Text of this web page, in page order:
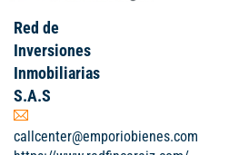
Red de
Inversiones
Inmobiliarias
S.A.S
callcenter@emporiobienes.com